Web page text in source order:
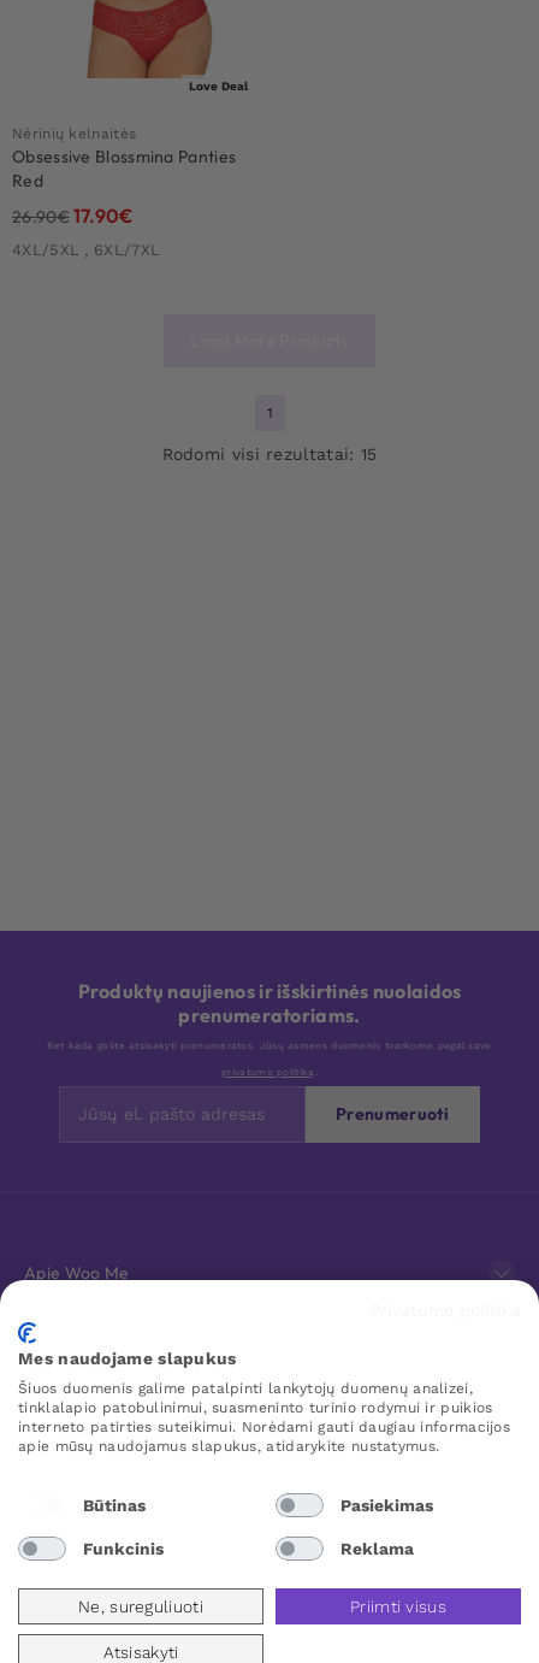
Love Deal
Nėrinių kelnaitės
Obsessive Blossmina Panties
Red
26.90€17.90€
4XL/5XL , 6XL/7XL
1
Rodomi visi rezultatai: 15
Produktų naujienos ir išskirtinės nuolaidos
prenumeratoriams.
Bet kada galite atsisakyti prenumeratos. Jūsų asmens duomenis tvarkome pagal savo
privatumo politiką
Prenumeruoti
Apie Woo Me
Klientų aptarnavimas
Mėgstamiausi
WOO ME
Mes naudojame slapukus
Šiuos duomenis galime patalpinti lankytojų duomenų analizei,
tinklalapio patobulinimui, suasmeninto turinio rodymui ir puikios
interneto patirties suteikimui. Norėdami gauti daugiau informacijos
apie mūsų naudojamus slapukus, atidarykite nustatymus.
Būtinas Pasiekimas
Funkcinis Reklama
Ne, sureguliuoti Priimti visus
Atsisakyti